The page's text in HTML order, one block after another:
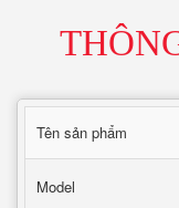
Tên sản phẩm
Model